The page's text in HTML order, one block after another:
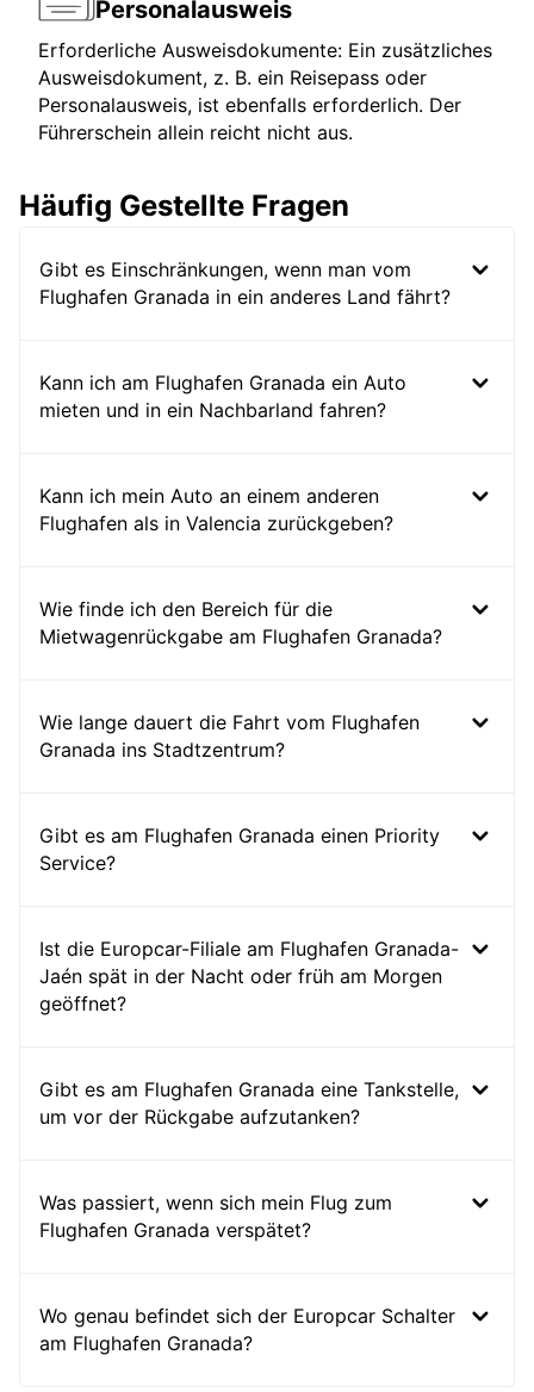
Personalausweis
Erforderliche Ausweisdokumente: Ein zusätzliches
Ausweisdokument, z. B. ein Reisepass oder
Personalausweis, ist ebenfalls erforderlich. Der
Führerschein allein reicht nicht aus.
Häufig Gestellte Fragen
Gibt es Einschränkungen, wenn man vom
Flughafen Granada in ein anderes Land fährt?
Kann ich am Flughafen Granada ein Auto
mieten und in ein Nachbarland fahren?
Kann ich mein Auto an einem anderen
Flughafen als in Valencia zurückgeben?
Wie finde ich den Bereich für die
Mietwagenrückgabe am Flughafen Granada?
Wie lange dauert die Fahrt vom Flughafen
Granada ins Stadtzentrum?
Gibt es am Flughafen Granada einen Priority
Service?
Ist die Europcar-Filiale am Flughafen Granada-
Jaén spät in der Nacht oder früh am Morgen
geöffnet?
Gibt es am Flughafen Granada eine Tankstelle,
um vor der Rückgabe aufzutanken?
Was passiert, wenn sich mein Flug zum
Flughafen Granada verspätet?
Wo genau befindet sich der Europcar Schalter
am Flughafen Granada?